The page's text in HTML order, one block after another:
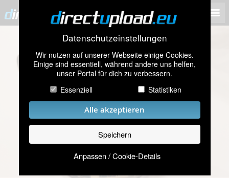
Datenschutzeinstellungen
Wir nutzen auf unserer Webseite einige Cookies.
Einige sind essentiell, während andere uns helfen,
unser Portal für dich zu verbessern.
Essenziell
Statistiken
Alle akzeptieren
Speichern
Anpassen / Cookie-Details